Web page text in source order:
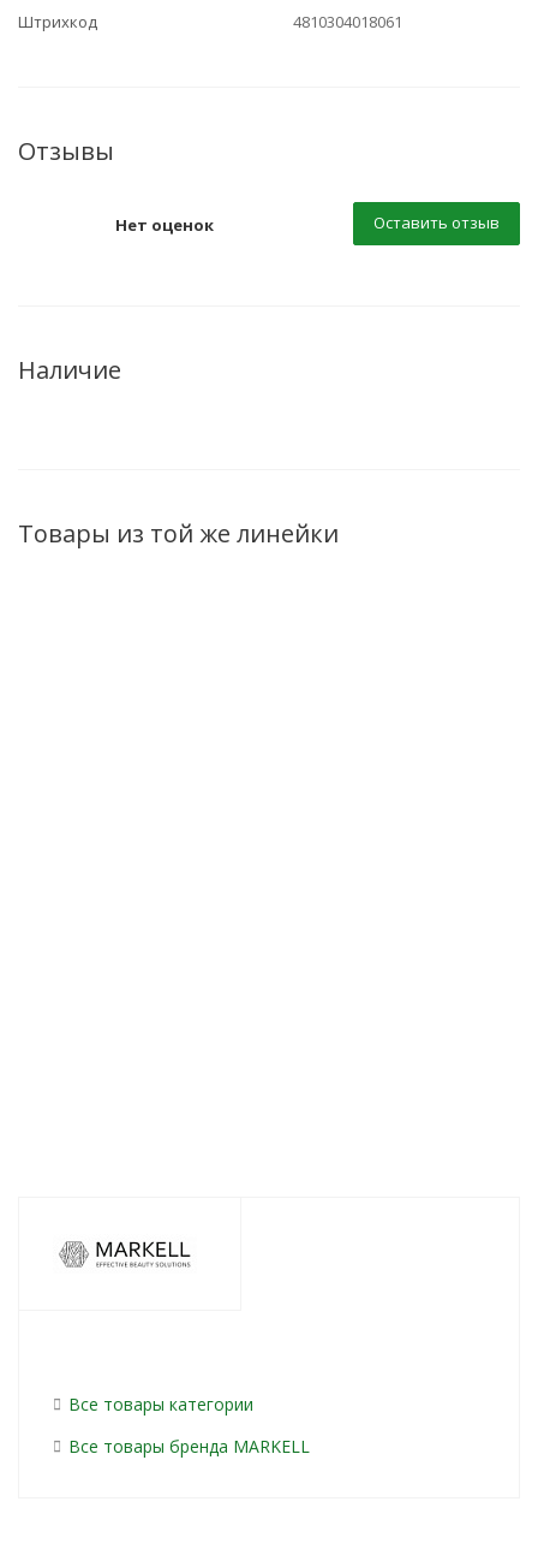
Штрихкод
4810304018061
Отзывы
Нет оценок Оставить отзыв
Наличие
Товары из той же линейки
Все товары категории
Все товары бренда MARKELL